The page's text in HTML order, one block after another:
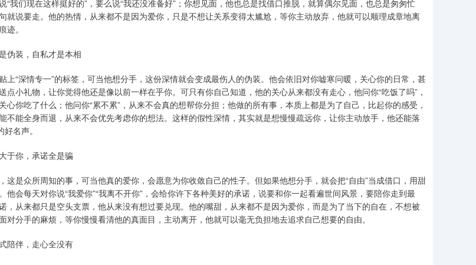
“我们现在这样挺好的”，要么说“我还没准备好”；你想见面，他也总是找借口推脱，就算偶尔见面，也总是匆匆忙
就说要走。他的热情，从来都不是因为爱你，只是不想让关系变得太尴尬，等你主动放弃，他就可以顺理成章地离
迹。
伪装，自私才是本相
上“深情专一”的标签，可当他想分手，这份深情就会变成最伤人的伪装。他会依旧对你嘘寒问暖，关心你的日常，甚
点小礼物，让你觉得他还是像以前一样在乎你。可只有你自己知道，他的关心从来都没有走心，他问你“吃饭了吗”，
心你吃了什么；他问你“累不累”，从来不会真的想帮你分担；他做的所有事，本质上都是为了自己，比起你的感受，
不能全身而退，从来不会优先考虑你的想法。这样的假性深情，其实就是想慢慢疏远你，让你主动放手，他还能落
名声。
于你，承诺全是骗
这是众所周知的事，可当他真的爱你，会愿意为你收敛自己的性子。但如果他想分手，就会把“自由”当成借口，用甜
他会每天对你说“我爱你”“我离不开你”，会给你许下各种美好的承诺，说要和你一起看遍世间风景，要陪你走到最
，从来都只是空头支票，他从来没有想过要兑现。他的嘴甜，从来都不是因为爱你，而是为了当下的自在，不想被
对分手的麻烦，等你慢慢看清他的真面目，主动离开，他就可以毫无负担地去追求自己想要的自由。
陪伴，走心全没有